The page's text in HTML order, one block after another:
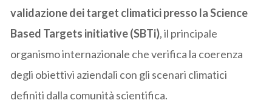
validazione dei target climatici presso la Science
Based Targets initiative (SBTi), il principale
organismo internazionale che verifica la coerenza
degli obiettivi aziendali con gli scenari climatici
definiti dalla comunità scientifica.